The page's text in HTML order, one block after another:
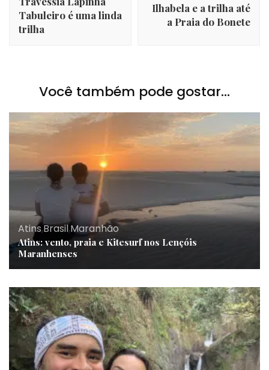
post
Tabuleiro é uma linda
trilha
Ilhabela e a trilha até
a Praia do Bonete
Você também pode gostar...
Atins,Brasil,Maranhão
Atins: vento, praia e Kitesurf nos Lençóis
Maranhenses